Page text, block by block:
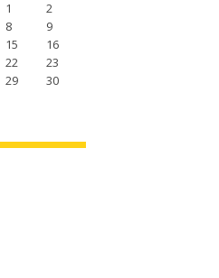
1
2
8
9
15
16
22
23
29
30